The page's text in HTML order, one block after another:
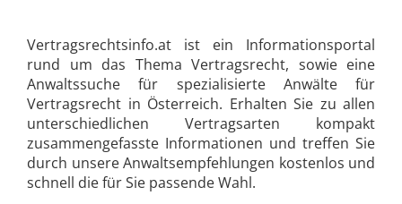
Vertragsrechtsinfo.at ist ein Informationsportal
rund um das Thema Vertragsrecht, sowie eine
Anwaltssuche für spezialisierte Anwälte für
Vertragsrecht in Österreich. Erhalten Sie zu allen
unterschiedlichen Vertragsarten kompakt
zusammengefasste Informationen und treffen Sie
durch unsere Anwaltsempfehlungen kostenlos und
schnell die für Sie passende Wahl.